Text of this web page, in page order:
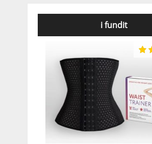
i fundit